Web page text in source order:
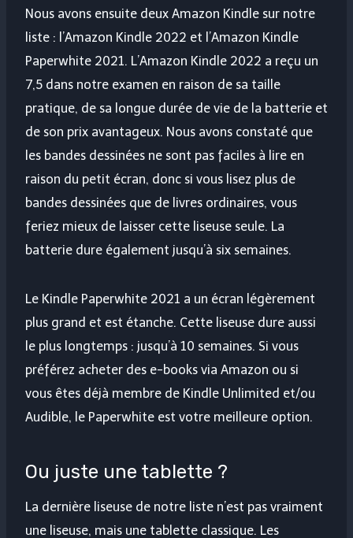
Nous avons ensuite deux Amazon Kindle sur notre
liste : l’Amazon Kindle 2022 et l’Amazon Kindle
Paperwhite 2021. L’Amazon Kindle 2022 a reçu un
7,5 dans notre examen en raison de sa taille
pratique, de sa longue durée de vie de la batterie et
de son prix avantageux. Nous avons constaté que
les bandes dessinées ne sont pas faciles à lire en
raison du petit écran, donc si vous lisez plus de
bandes dessinées que de livres ordinaires, vous
feriez mieux de laisser cette liseuse seule. La
batterie dure également jusqu’à six semaines.
Le Kindle Paperwhite 2021 a un écran légèrement
plus grand et est étanche. Cette liseuse dure aussi
le plus longtemps : jusqu’à 10 semaines. Si vous
préférez acheter des e-books via Amazon ou si
vous êtes déjà membre de Kindle Unlimited et/ou
Audible, le Paperwhite est votre meilleure option.
Ou juste une tablette ?
La dernière liseuse de notre liste n’est pas vraiment
une liseuse, mais une tablette classique. Les